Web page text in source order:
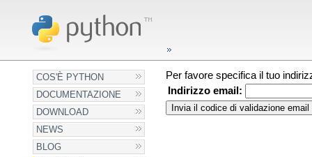
COS'È PYTHON
DOCUMENTAZIONE
DOWNLOAD
NEWS
BLOG
Per favore specifica il tuo
Indirizzo email: